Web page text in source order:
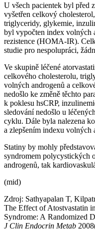
U všech pacientek byl před
vyšetřen celkový
triglyceridy, glykemie,
byl vypočten index volných
rezistence (HOMA-IR).
studie pro nespolupráci,
Ve skupině léčené
celkového cholesterolu,
volných androgenů a
nedošlo ke změně těchto
k poklesu hsCRP,
sledování nedošlo u
cyklu. Dále byla nalezena
a zlepšením indexu volných
Statiny by mohly
syndromem polycystických
androgenů, tak
(mid)
Zdroj: Sathyapalan T,
The Effect of Atostvastatin
Syndrome: A Randomized
J Clin Endocrin Metab